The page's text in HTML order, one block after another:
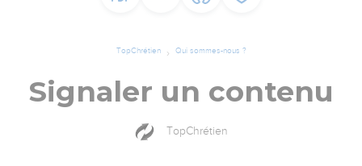
TopChrétien Qui sommes-nous ?
Signaler un contenu
TopChrétien